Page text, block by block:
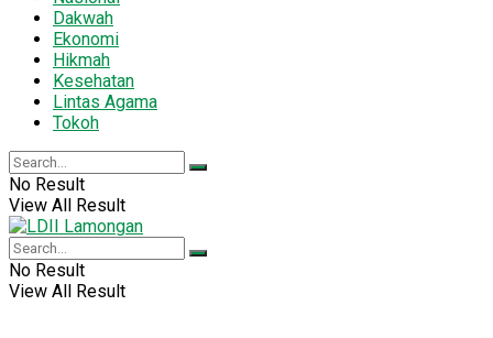
Dakwah
Ekonomi
Hikmah
Kesehatan
Lintas Agama
Tokoh
No Result
View All Result
No Result
View All Result